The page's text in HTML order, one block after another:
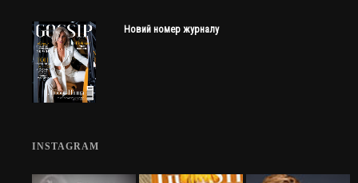
Новий номер журналу
INSTAGRAM